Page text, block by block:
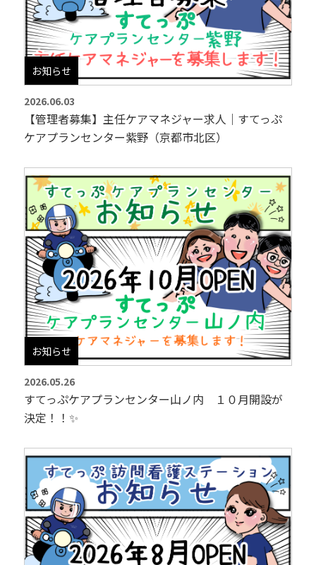
お知らせ
2026.06.03
【管理者募集】主任ケアマネジャー求人｜すてっぷ
ケアプランセンター紫野（京都市北区）
お知らせ
2026.05.26
すてっぷケアプランセンター山ノ内 １０月開設が
決定！！✨